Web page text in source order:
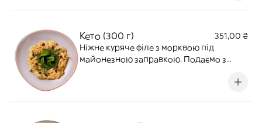
Кето (300 г)
351,00 ₴
Ніжне куряче філе з морквою під
майонезною заправкою. Подаємо з